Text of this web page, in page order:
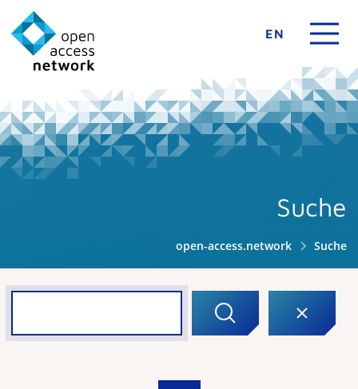
EN
Suche
open-access.network Suche